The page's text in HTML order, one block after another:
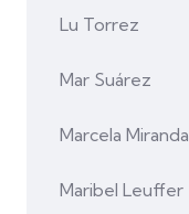
Lu Torrez
Mar Suárez
Marcela Miranda
Maribel Leuffer